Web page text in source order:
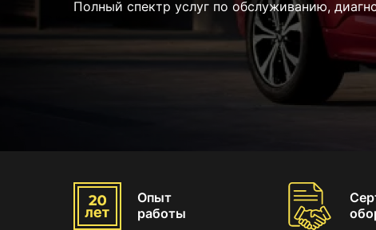
Полный спектр услуг по обслуживанию,
Опыт
работы